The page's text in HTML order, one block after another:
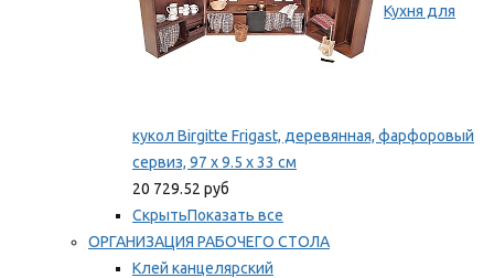
Кухня для
кукол Birgitte Frigast, деревянная, фарфоровый
сервиз, 97 x 9.5 x 33 см
20 729.52 руб
СкрытьПоказать все
ОРГАНИЗАЦИЯ РАБОЧЕГО СТОЛА
Клей канцелярский